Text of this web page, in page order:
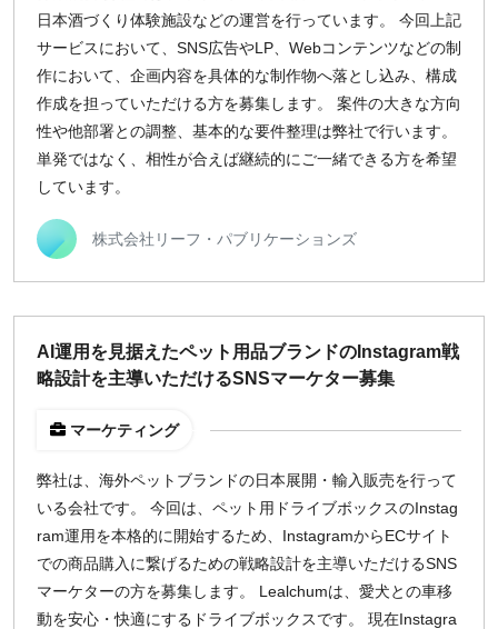
土日週末OK
急募
長期案件
スポット案件（1ヶ月）
正社員募集
フルリモートOK
英語スキル歓迎
閉じる
稼働時間
週5日
週4日
週2日
週1日
地域
東京
日本酒づくり体験施設などの運営を行っています。 今回上記
サービスにおいて、SNS広告やLP、Webコンテンツなどの制
作において、企画内容を具体的な制作物へ落とし込み、構成
作成を担っていただける方を募集します。 案件の大きな方向
性や他部署との調整、基本的な要件整理は弊社で行います。
単発ではなく、相性が合えば継続的にご一緒できる方を希望
しています。
株式会社リーフ・パブリケーションズ
AI運用を見据えたペット用品ブランドのInstagram戦
略設計を主導いただけるSNSマーケター募集
マーケティング
弊社は、海外ペットブランドの日本展開・輸入販売を行って
いる会社です。 今回は、ペット用ドライブボックスのInstag
ram運用を本格的に開始するため、InstagramからECサイト
での商品購入に繋げるための戦略設計を主導いただけるSNS
マーケターの方を募集します。 Lealchumは、愛犬との車移
動を安心・快適にするドライブボックスです。 現在Instagra